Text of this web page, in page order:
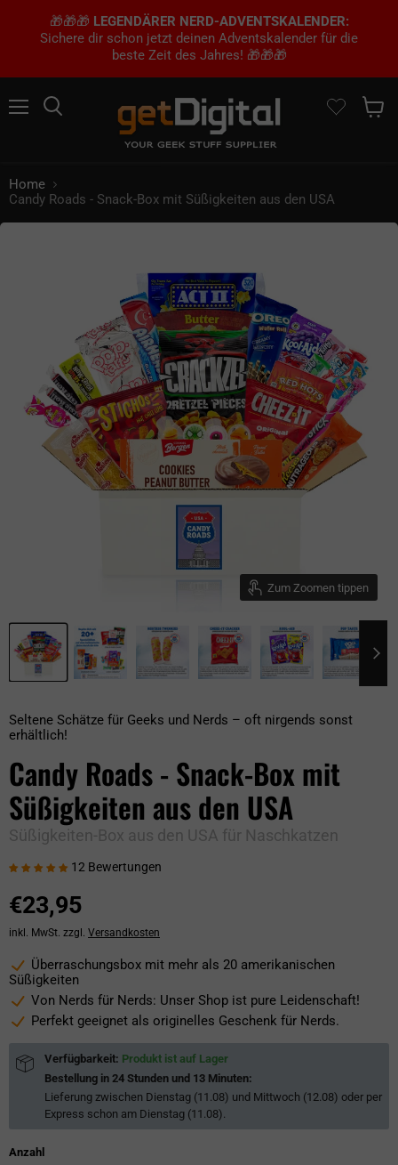
🎁🎁🎁 LEGENDÄRER NERD-ADVENTSKALENDER:
Sichere dir schon jetzt deinen Adventskalender für die
beste Zeit des Jahres! 🎁🎁🎁
Home
Candy Roads - Snack-Box mit Süßigkeiten aus den USA
Zum Zoomen tippen
Seltene Schätze für Geeks und Nerds – oft nirgends sonst
erhältlich!
Candy Roads - Snack-Box mit
Süßigkeiten aus den USA
Süßigkeiten-Box aus den USA für Naschkatzen
12 Bewertungen
€23,95
inkl. MwSt. zzgl. Versandkosten
Überraschungsbox mit mehr als 20 amerikanischen
Süßigkeiten
Von Nerds für Nerds: Unser Shop ist pure Leidenschaft!
Perfekt geeignet als originelles Geschenk für Nerds.
Verfügbarkeit: Produkt ist auf Lager
Bestellung in 24 Stunden und 13 Minuten:
Lieferung zwischen Dienstag (11.08) und Mittwoch (12.08) oder per
Express schon am Dienstag (11.08).
Anzahl